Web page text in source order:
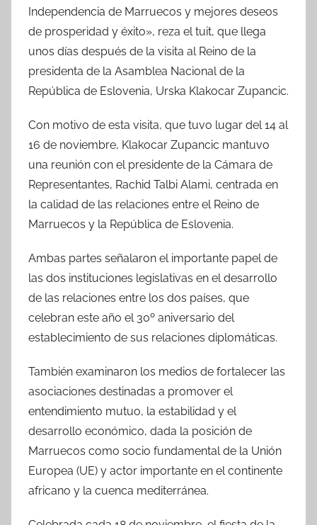
Independencia de Marruecos y mejores deseos
de prosperidad y éxito», reza el tuit, que llega
unos días después de la visita al Reino de la
presidenta de la Asamblea Nacional de la
República de Eslovenia, Urska Klakocar Zupancic.
Con motivo de esta visita, que tuvo lugar del 14 al
16 de noviembre, Klakocar Zupancic mantuvo
una reunión con el presidente de la Cámara de
Representantes, Rachid Talbi Alami, centrada en
la calidad de las relaciones entre el Reino de
Marruecos y la República de Eslovenia.
Ambas partes señalaron el importante papel de
las dos instituciones legislativas en el desarrollo
de las relaciones entre los dos países, que
celebran este año el 30º aniversario del
establecimiento de sus relaciones diplomáticas.
También examinaron los medios de fortalecer las
asociaciones destinadas a promover el
entendimiento mutuo, la estabilidad y el
desarrollo económico, dada la posición de
Marruecos como socio fundamental de la Unión
Europea (UE) y actor importante en el continente
africano y la cuenca mediterránea.